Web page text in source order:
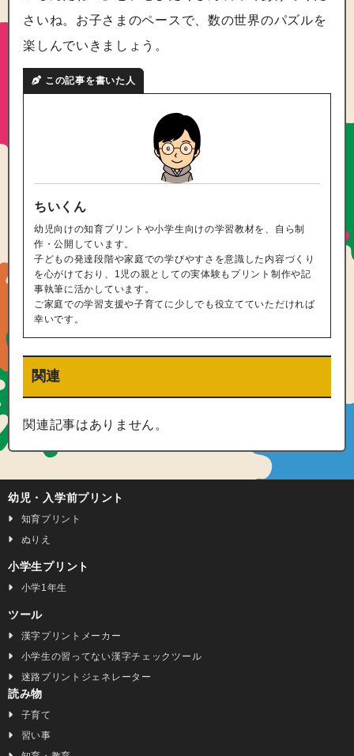
さいね。お子さまのペースで、数の世界のパズルを
楽しんでいきましょう。
この記事を書いた人
ちいくん
幼児向けの知育プリントや小学生向けの学習教材を、自ら制
作・公開しています。
子どもの発達段階や家庭での学びやすさを意識した内容づくり
を心がけており、1児の親としての実体験もプリント制作や記
事執筆に活かしています。
ご家庭での学習支援や子育てに少しでも役立てていただければ
幸いです。
関連
関連記事はありません。
幼児・入学前プリント
知育プリント
ぬりえ
小学生プリント
小学1年生
ツール
漢字プリントメーカー
小学生の習ってない漢字チェックツール
迷路プリントジェネレーター
読み物
子育て
習い事